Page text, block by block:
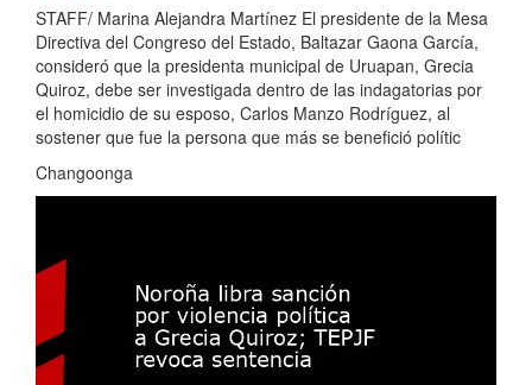
STAFF/ Marina Alejandra Martínez El presidente de la Mesa
Directiva del Congreso del Estado, Baltazar Gaona García,
consideró que la presidenta municipal de Uruapan, Grecia
Quiroz, debe ser investigada dentro de las indagatorias por
el homicidio de su esposo, Carlos Manzo Rodríguez, al
sostener que fue la persona que más se benefició polític
Changoonga